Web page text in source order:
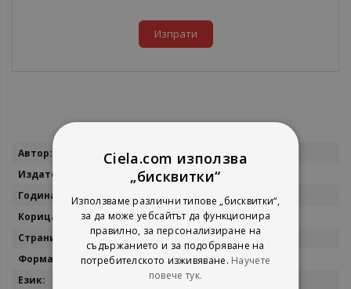
Изпрати
Повече
Марко Семов
Меки корици
280
20/14
Ciela.com използва
„бисквитки“
Използваме различни типове „бисквитки“,
за да може уебсайтът да функционира
правилно, за персонализиране на
съдържанието и за подобряване на
потребителското изживяване. Научете
повече тук.